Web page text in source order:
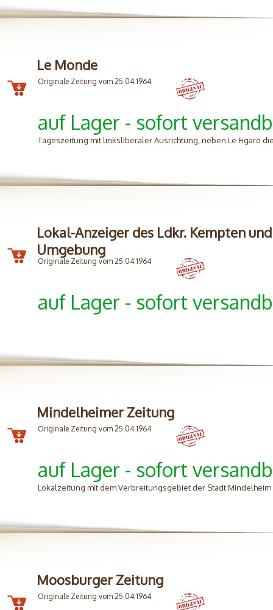
Le Monde
Originale Zeitung vom 25.04.1964
auf Lager - sofort
Tageszeitung mit linksliberaler Ausrichtung, neben Le Figaro
Lokal-Anzeiger des Ldkr. Kempten und
Umgebung
Originale Zeitung vom 25.04.1964
auf Lager - sofort
Mindelheimer Zeitung
Originale Zeitung vom 25.04.1964
auf Lager - sofort
Lokalzeitung mit dem Verbreitungsgebiet der Stadt
Moosburger Zeitung
Originale Zeitung vom 25.04.1964